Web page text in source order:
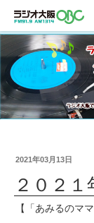
2021年03月13日
２０２１
【「あみるのマ